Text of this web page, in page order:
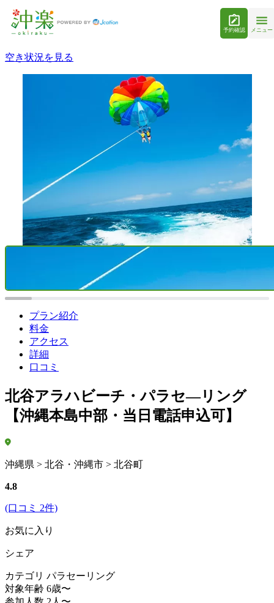
予約確認 メニュー
空き状況を見る
プラン紹介
料金
アクセス
詳細
口コミ
北谷アラハビーチ・パラセ―リング
【沖縄本島中部・当日電話申込可】
沖縄県 > 北谷・沖縄市 > 北谷町
4.8
(口コミ 2件)
お気に入り
シェア
カテゴリ パラセーリング
対象年齢 6歳〜